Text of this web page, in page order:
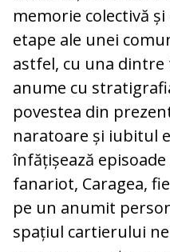
memorie colectivă
etape ale unei
astfel, cu una
anume cu
povestea din
naratoare și iubitul
înfățișează
fanariot, Caragea,
pe un anumit
spațiul cartierului